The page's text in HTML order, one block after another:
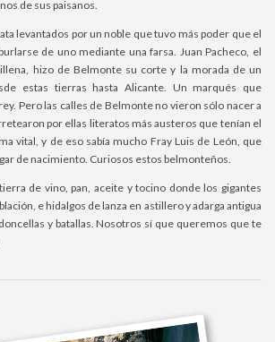
de sus paisanos.
levantados por un noble que tuvo más poder que el
de uno mediante una farsa. Juan Pacheco, el
hizo de Belmonte su corte y la morada de un
estas tierras hasta Alicante. Un marqués que
Pero las calles de Belmonte no vieron sólo nacer a
por ellas literatos más austeros que tenían el
vital, y de eso sabía mucho Fray Luis de León, que
de nacimiento. Curiosos estos belmonteños.
de vino, pan, aceite y tocino donde los gigantes
e hidalgos de lanza en astillero y adarga antigua
y batallas. Nosotros sí que queremos que te